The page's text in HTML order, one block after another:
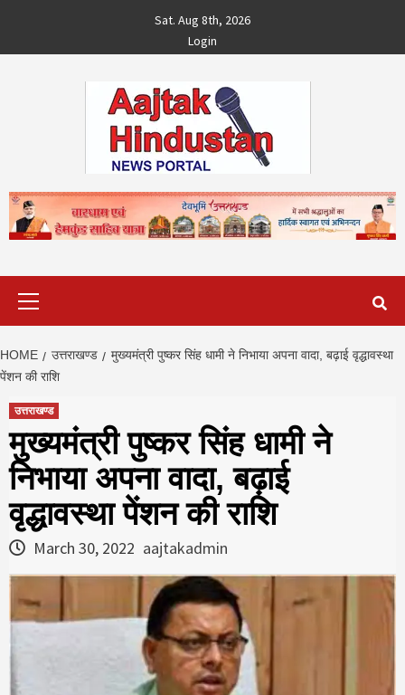
content
Sat. Aug 8th, 2026
Login
HOME उत्तराखण्ड
मुख्‍यमंत्री पुष्‍कर सिंह धामी ने निभाया अपना वादा, बढ़ाई वृद्धावस्था
पेंशन की राशि
उत्तराखण्ड
मुख्‍यमंत्री पुष्‍कर सिंह धामी ने
निभाया अपना वादा, बढ़ाई
वृद्धावस्था पेंशन की राशि
March 30, 2022 aajtakadmin